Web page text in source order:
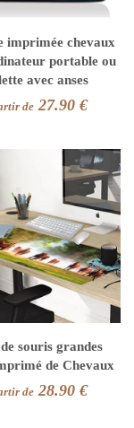
imprimée chevaux
portable ou
avec anses
de 27.90 €
souris grandes
de Chevaux
de 28.90 €